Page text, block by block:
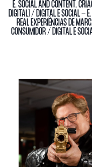
E. SOCIAL AND CONTENT.
DIGITAL] / DIGITAL E SOCIAL -
REAL EXPERIÊNCIAS DE
CONSUMIDOR / DIGITAL E